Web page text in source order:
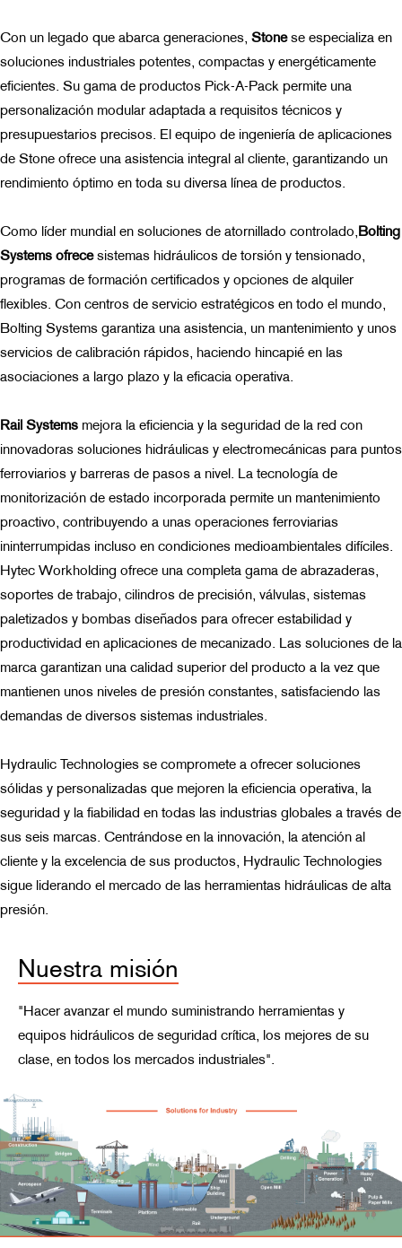
Con un legado que abarca generaciones, Stonese especializa en
soluciones industriales potentes, compactas y energéticamente
eficientes. Su gama de productos Pick-A-Pack permite una
personalización modular adaptada a requisitos técnicos y
presupuestarios precisos. El equipo de ingeniería de aplicaciones
de Stone ofrece una asistencia integral al cliente, garantizando un
rendimiento óptimo en toda su diversa línea de productos.
Como líder mundial en soluciones de atornillado controlado,Bolting
Systems ofrecesistemas hidráulicos de torsión y tensionado,
programas de formación certificados y opciones de alquiler
flexibles. Con centros de servicio estratégicos en todo el mundo,
Bolting Systems garantiza una asistencia, un mantenimiento y unos
servicios de calibración rápidos, haciendo hincapié en las
asociaciones a largo plazo y la eficacia operativa.
Rail Systems mejora la eficiencia y la seguridad de la red con
innovadoras soluciones hidráulicas y electromecánicas para puntos
ferroviarios y barreras de pasos a nivel. La tecnología de
monitorización de estado incorporada permite un mantenimiento
proactivo, contribuyendo a unas operaciones ferroviarias
ininterrumpidas incluso en condiciones medioambientales difíciles.
Hytec Workholding ofrece una completa gama de abrazaderas,
soportes de trabajo, cilindros de precisión, válvulas, sistemas
paletizados y bombas diseñados para ofrecer estabilidad y
productividad en aplicaciones de mecanizado. Las soluciones de la
marca garantizan una calidad superior del producto a la vez que
mantienen unos niveles de presión constantes, satisfaciendo las
demandas de diversos sistemas industriales.
Hydraulic Technologies se compromete a ofrecer soluciones
sólidas y personalizadas que mejoren la eficiencia operativa, la
seguridad y la fiabilidad en todas las industrias globales a través de
sus seis marcas. Centrándose en la innovación, la atención al
cliente y la excelencia de sus productos, Hydraulic Technologies
sigue liderando el mercado de las herramientas hidráulicas de alta
presión.
Nuestra misión
"Hacer avanzar el mundo suministrando herramientas y
equipos hidráulicos de seguridad crítica, los mejores de su
clase, en todos los mercados industriales".